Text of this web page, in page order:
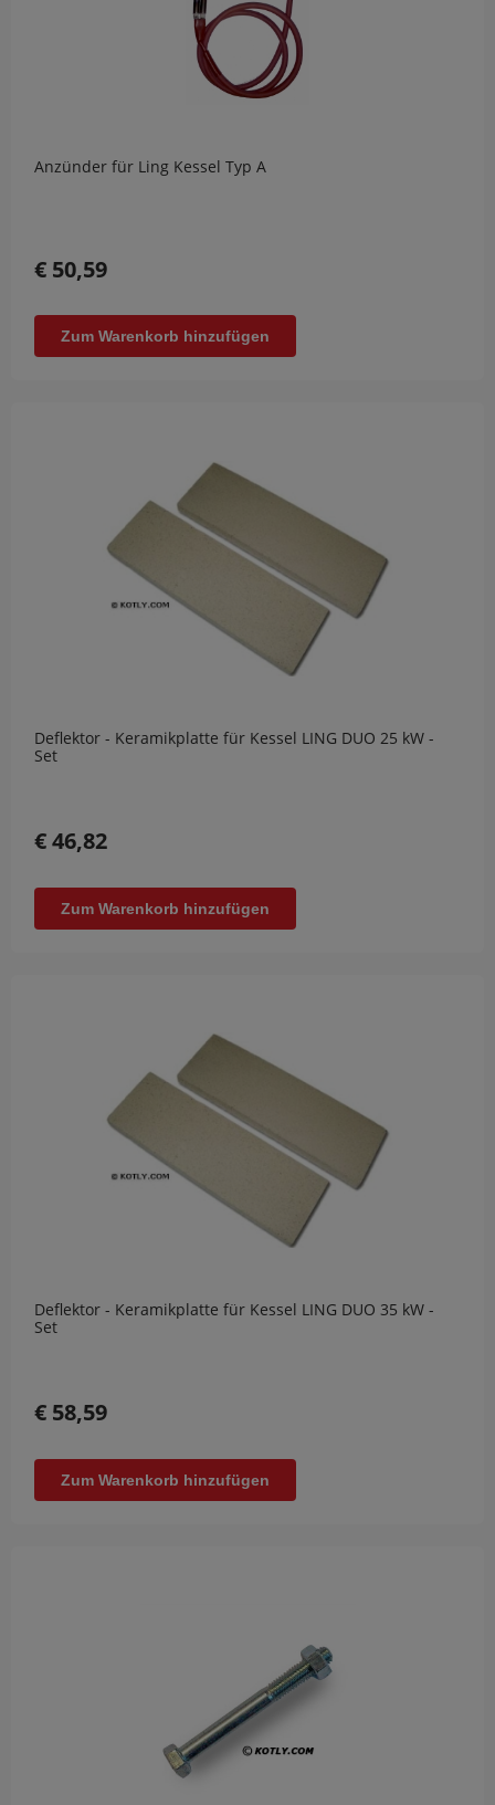
Anzünder für Ling Kessel Typ A
€ 50,59
Zum Warenkorb hinzufügen
Deflektor - Keramikplatte für Kessel LING DUO 25 kW -
Set
€ 46,82
Zum Warenkorb hinzufügen
Deflektor - Keramikplatte für Kessel LING DUO 35 kW -
Set
€ 58,59
Zum Warenkorb hinzufügen